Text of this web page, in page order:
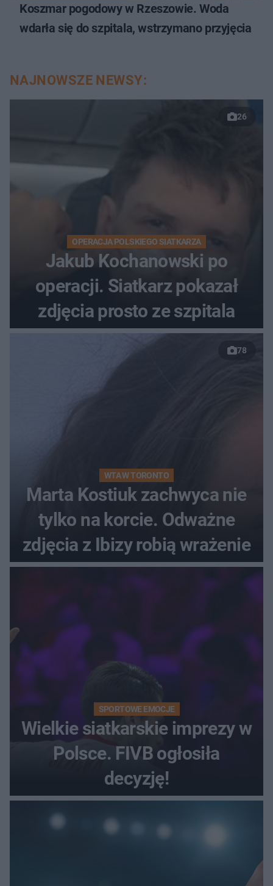
Koszmar pogodowy w Rzeszowie. Woda
wdarła się do szpitala, wstrzymano przyjęcia
NAJNOWSZE NEWSY:
26
OPERACJA POLSKIEGO SIATKARZA
Jakub Kochanowski po
operacji. Siatkarz pokazał
zdjęcia prosto ze szpitala
78
WTA W TORONTO
Marta Kostiuk zachwyca nie
tylko na korcie. Odważne
zdjęcia z Ibizy robią wrażenie
SPORTOWE EMOCJE
Wielkie siatkarskie imprezy w
Polsce. FIVB ogłosiła
decyzję!